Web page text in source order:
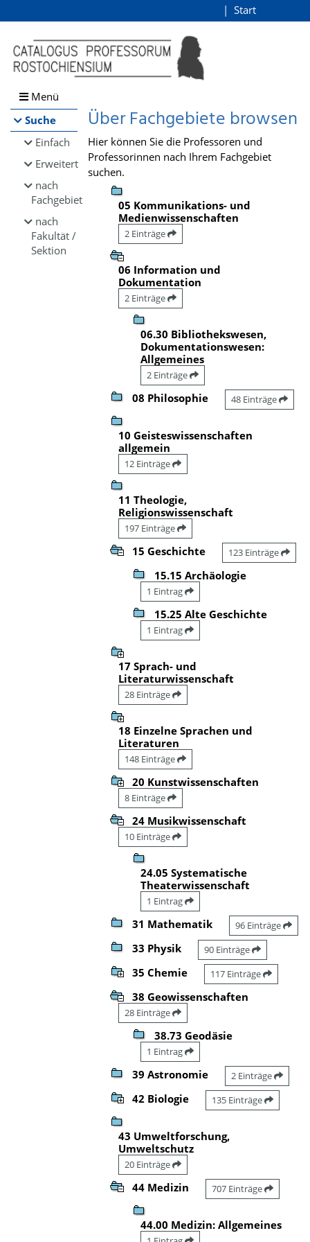
Browsen
direkt zum Inhalt
Start
Menü
Suche
Einfach
Erweitert
nach
Fachgebiet
nach
Fakultät /
Sektion
Über Fachgebiete browsen
Hier können Sie die Professoren und
Professorinnen nach Ihrem Fachgebiet
suchen.
05 Kommunikations- und
Medienwissenschaften
2 Einträge
06 Information und
Dokumentation
2 Einträge
06.30 Bibliothekswesen,
Dokumentationswesen:
Allgemeines
2 Einträge
08 Philosophie 48 Einträge
10 Geisteswissenschaften
allgemein
12 Einträge
11 Theologie,
Religionswissenschaft
197 Einträge
15 Geschichte 123 Einträge
15.15 Archäologie
1 Eintrag
15.25 Alte Geschichte
1 Eintrag
17 Sprach- und
Literaturwissenschaft
28 Einträge
18 Einzelne Sprachen und
Literaturen
148 Einträge
20 Kunstwissenschaften
8 Einträge
24 Musikwissenschaft
10 Einträge
24.05 Systematische
Theaterwissenschaft
1 Eintrag
31 Mathematik 96 Einträge
33 Physik 90 Einträge
35 Chemie 117 Einträge
38 Geowissenschaften
28 Einträge
38.73 Geodäsie
1 Eintrag
39 Astronomie 2 Einträge
42 Biologie 135 Einträge
43 Umweltforschung,
Umweltschutz
20 Einträge
44 Medizin 707 Einträge
44.00 Medizin: Allgemeines